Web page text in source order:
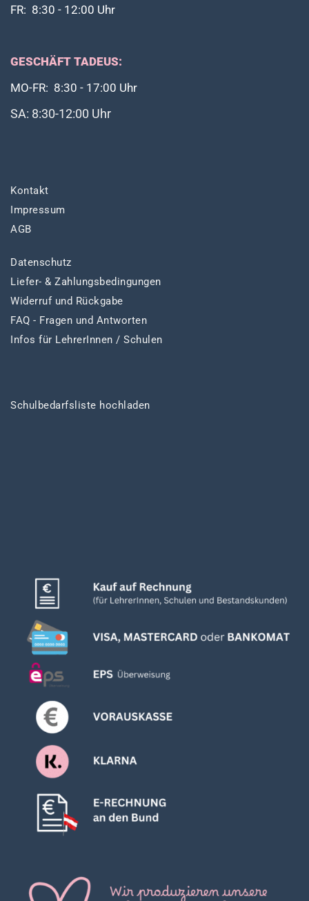
FR: 8:30 - 12:00 Uhr
GESCHÄFT TADEUS:
MO-FR: 8:30 - 17:00 Uhr
SA: 8:30-12:00 Uhr
Kontakt
Impressum
AGB
Datenschutz
Liefer- & Zahlungsbedingungen
Widerruf und Rückgabe
FAQ - Fragen und Antworten
Infos für LehrerInnen / Schulen
Schulbedarfsliste hochladen